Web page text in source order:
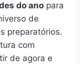
do ano para
de
preparatórios.
com
de agora e